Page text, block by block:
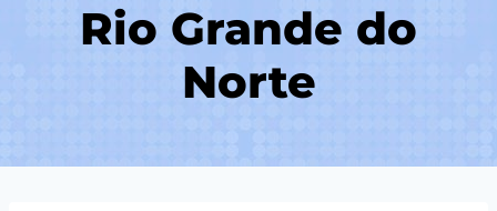
Rio Grande do
Norte